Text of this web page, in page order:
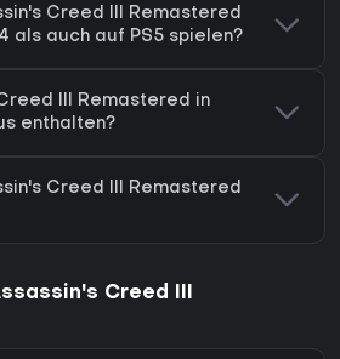
Creed III Remastered
als auch auf PS5 spielen?
III Remastered in
enthalten?
Creed III Remastered
Creed III